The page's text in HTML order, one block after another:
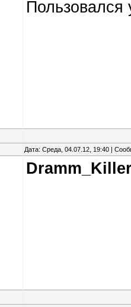
Пользовался
Дата: Среда, 04.07.12, 19:40 |